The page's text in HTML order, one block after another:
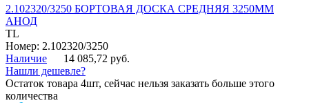
2.102320/3250 БОРТОВАЯ ДОСКА СРЕДНЯЯ 3250ММ
АНОД
TL
Номер: 2.102320/3250
Наличие
14 085,72 руб.
Нашли дешевле?
Остаток товара 4шт, сейчас нельзя заказать больше этого
количества